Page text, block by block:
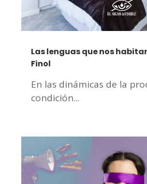
Las lenguas que nos
Finol
En las dinámicas de la
condición...